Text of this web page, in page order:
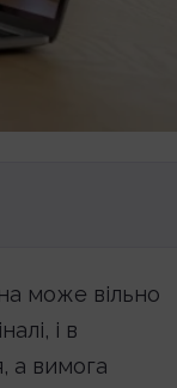
може вільно
і в
а вимога